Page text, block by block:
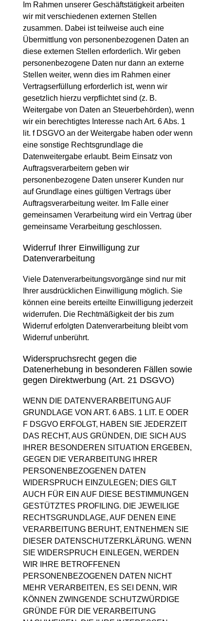
Im Rahmen unserer Geschäftstätigkeit arbeiten
wir mit verschiedenen externen Stellen
zusammen. Dabei ist teilweise auch eine
Übermittlung von personenbezogenen Daten an
diese externen Stellen erforderlich. Wir geben
personenbezogene Daten nur dann an externe
Stellen weiter, wenn dies im Rahmen einer
Vertragserfüllung erforderlich ist, wenn wir
gesetzlich hierzu verpflichtet sind (z. B.
Weitergabe von Daten an Steuerbehörden), wenn
wir ein berechtigtes Interesse nach Art. 6 Abs. 1
lit. f DSGVO an der Weitergabe haben oder wenn
eine sonstige Rechtsgrundlage die
Datenweitergabe erlaubt. Beim Einsatz von
Auftragsverarbeitern geben wir
personenbezogene Daten unserer Kunden nur
auf Grundlage eines gültigen Vertrags über
Auftragsverarbeitung weiter. Im Falle einer
gemeinsamen Verarbeitung wird ein Vertrag über
gemeinsame Verarbeitung geschlossen.
Widerruf Ihrer Einwilligung zur
Datenverarbeitung
Viele Datenverarbeitungsvorgänge sind nur mit
Ihrer ausdrücklichen Einwilligung möglich. Sie
können eine bereits erteilte Einwilligung jederzeit
widerrufen. Die Rechtmäßigkeit der bis zum
Widerruf erfolgten Datenverarbeitung bleibt vom
Widerruf unberührt.
Widerspruchsrecht gegen die
Datenerhebung in besonderen Fällen sowie
gegen Direktwerbung (Art. 21 DSGVO)
WENN DIE DATENVERARBEITUNG AUF
GRUNDLAGE VON ART. 6 ABS. 1 LIT. E ODER
F DSGVO ERFOLGT, HABEN SIE JEDERZEIT
DAS RECHT, AUS GRÜNDEN, DIE SICH AUS
IHRER BESONDEREN SITUATION ERGEBEN,
GEGEN DIE VERARBEITUNG IHRER
PERSONENBEZOGENEN DATEN
WIDERSPRUCH EINZULEGEN; DIES GILT
AUCH FÜR EIN AUF DIESE BESTIMMUNGEN
GESTÜTZTES PROFILING. DIE JEWEILIGE
RECHTSGRUNDLAGE, AUF DENEN EINE
VERARBEITUNG BERUHT, ENTNEHMEN SIE
DIESER DATENSCHUTZERKLÄRUNG. WENN
SIE WIDERSPRUCH EINLEGEN, WERDEN
WIR IHRE BETROFFENEN
PERSONENBEZOGENEN DATEN NICHT
MEHR VERARBEITEN, ES SEI DENN, WIR
KÖNNEN ZWINGENDE SCHUTZWÜRDIGE
GRÜNDE FÜR DIE VERARBEITUNG